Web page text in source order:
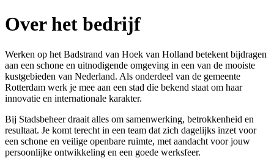
Over het bedrijf
Werken op het Badstrand van Hoek van Holland betekent bijdragen
aan een schone en uitnodigende omgeving in een van de mooiste
kustgebieden van Nederland. Als onderdeel van de gemeente
Rotterdam werk je mee aan een stad die bekend staat om haar
innovatie en internationale karakter.
Bij Stadsbeheer draait alles om samenwerking, betrokkenheid en
resultaat. Je komt terecht in een team dat zich dagelijks inzet voor
een schone en veilige openbare ruimte, met aandacht voor jouw
persoonlijke ontwikkeling en een goede werksfeer.